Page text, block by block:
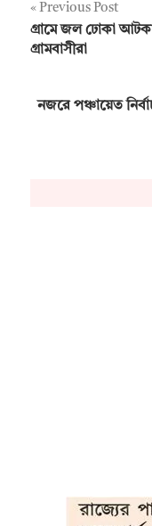
Post
navigation
Previous Post
গ্রামে জল ঢোকা
গ্রামবাসীরা
নজরে পঞ্চায়েত